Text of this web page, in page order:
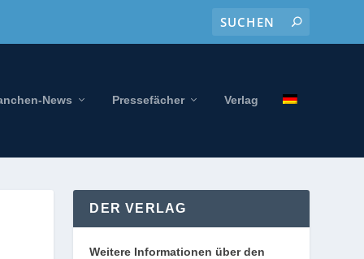
News Pressefächer Verlag
DER VERLAG
Weitere Informationen über den